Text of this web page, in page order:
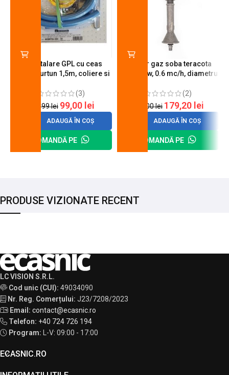
Kit instalare GPL cu ceas
butelie, furtun 1,5m, coliere si
(3)
120,99lei 99,00 lei
ADAUGĂ ÎN COȘ
COMANDĂ PE
Arzator gaz soba teracota
A600, 6 kw, 0.6 mc/h, diametru
(2)
200,00lei 179,20 lei
ADAUGĂ ÎN COȘ
COMANDĂ PE
PRODUSE VIZIONATE RECENT
LC VISION S.R.L.
Cod unic (CUI): 49034090
Nr. Reg. Comerțului: J23/7208/2023
Email: contact@ecasnic.ro
Telefon: +40 724 726 194
Program:
L-V: 09:00 - 17:00
ECASNIC.RO